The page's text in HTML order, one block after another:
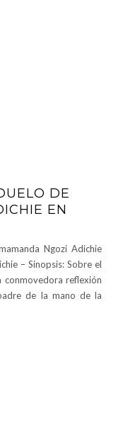
DE
EN
Ngozi Adichie
– Sinopsis: Sobre el
conmovedora reflexión
de la mano de la